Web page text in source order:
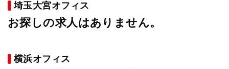
埼玉大宮オフィス
お探しの求人はありません。
横浜オフィス